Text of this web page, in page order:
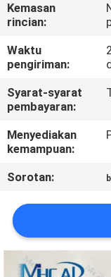
HUBUNGI
KAMI
PENAWARAN
SITEMAP
PRIVACY
POLICY
Kemasan
rincian:
Waktu
pengiriman:
Syarat-syarat
pembayaran:
Menyediakan
kemampuan:
Sorotan: